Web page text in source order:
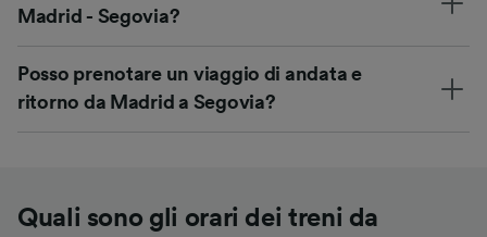
Madrid - Segovia?
Posso prenotare un viaggio di andata e
ritorno da Madrid a Segovia?
Quali sono gli orari dei treni da